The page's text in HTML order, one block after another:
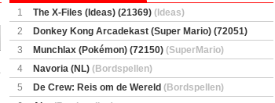
1 The X-Files (Ideas) (21369) (Ideas)
2
Donkey Kong Arcadekast (Super Mario) (72051)
(SuperMario)
3 Munchlax (Pokémon) (72150) (SuperMario)
4
Navoria (NL) (Bordspellen)
5
De Crew: Reis om de Wereld (Bordspellen)